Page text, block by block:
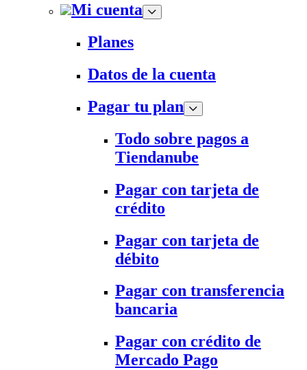
Mi cuenta
Planes
Datos de la cuenta
Pagar tu plan
Todo sobre pagos a
Tiendanube
Pagar con tarjeta de
crédito
Pagar con tarjeta de
débito
Pagar con transferencia
bancaria
Pagar con crédito de
Mercado Pago